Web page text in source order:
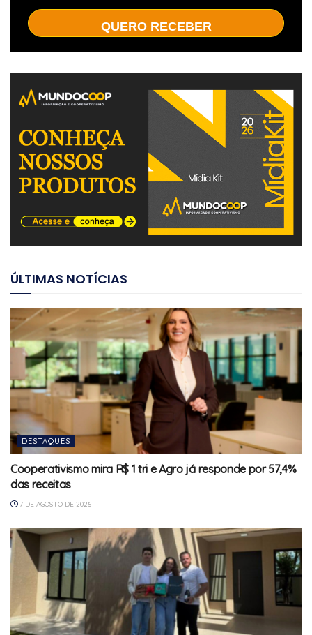
QUERO RECEBER
ÚLTIMAS NOTÍCIAS
DESTAQUES
Cooperativismo mira R$ 1 tri e Agro já responde por 57,4%
das receitas
7 DE AGOSTO DE 2026